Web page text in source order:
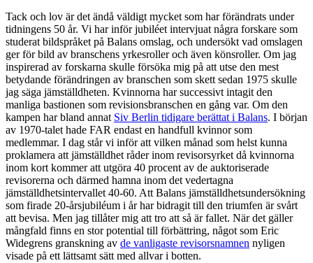
Tack och lov är det ändå väldigt mycket som har förändrats under
tidningens 50 år. Vi har inför jubiléet intervjuat några forskare som
studerat bildspråket på Balans omslag, och undersökt vad omslagen
ger för bild av branschens yrkesroller och även könsroller. Om jag
inspirerad av forskarna skulle försöka mig på att utse den mest
betydande förändringen av branschen som skett sedan 1975 skulle
jag säga jämställdheten. Kvinnorna har successivt intagit den
manliga bastionen som revisionsbranschen en gång var. Om den
kampen har bland annat Siv Berlin tidigare berättat i Balans. I början
av 1970-talet hade FAR endast en handfull kvinnor som
medlemmar. I dag står vi inför att vilken månad som helst kunna
proklamera att jämställdhet råder inom revisorsyrket då kvinnorna
inom kort kommer att utgöra 40 procent av de auktoriserade
revisorerna och därmed hamna inom det vedertagna
jämställdhetsintervallet 40-60. Att Balans jämställdhetsundersökning
som firade 20-årsjubiléum i år har bidragit till den triumfen är svårt
att bevisa. Men jag tillåter mig att tro att så är fallet. När det gäller
mångfald finns en stor potential till förbättring, något som Eric
Widegrens granskning av de vanligaste revisorsnamnen nyligen
visade på ett lättsamt sätt med allvar i botten.